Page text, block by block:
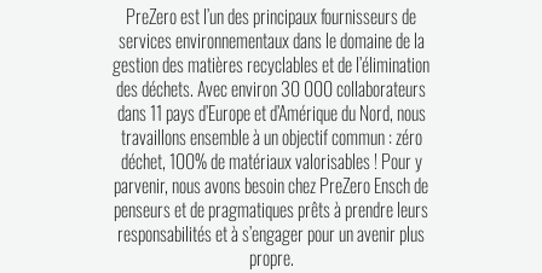
PreZero est l’un des principaux fournisseurs de
services environnementaux dans le domaine de la
gestion des matières recyclables et de l’élimination
des déchets. Avec environ 30 000 collaborateurs
dans 11 pays d’Europe et d’Amérique du Nord, nous
travaillons ensemble à un objectif commun : zéro
déchet, 100% de matériaux valorisables ! Pour y
parvenir, nous avons besoin chez PreZero Ensch de
penseurs et de pragmatiques prêts à prendre leurs
responsabilités et à s’engager pour un avenir plus
propre.